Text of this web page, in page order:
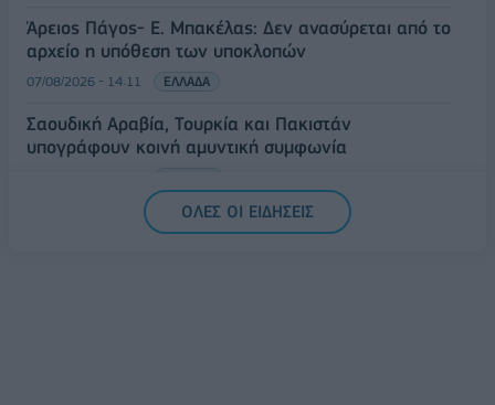
Άρειος Πάγος- Ε. Μπακέλας: Δεν ανασύρεται από το
αρχείο η υπόθεση των υποκλοπών
07/08/2026 - 14:11 ΕΛΛΑΔΑ
Σαουδική Αραβία, Τουρκία και Πακιστάν
υπογράφουν κοινή αμυντική συμφωνία
ΟΛΕΣ ΟΙ ΕΙΔΗΣΕΙΣ